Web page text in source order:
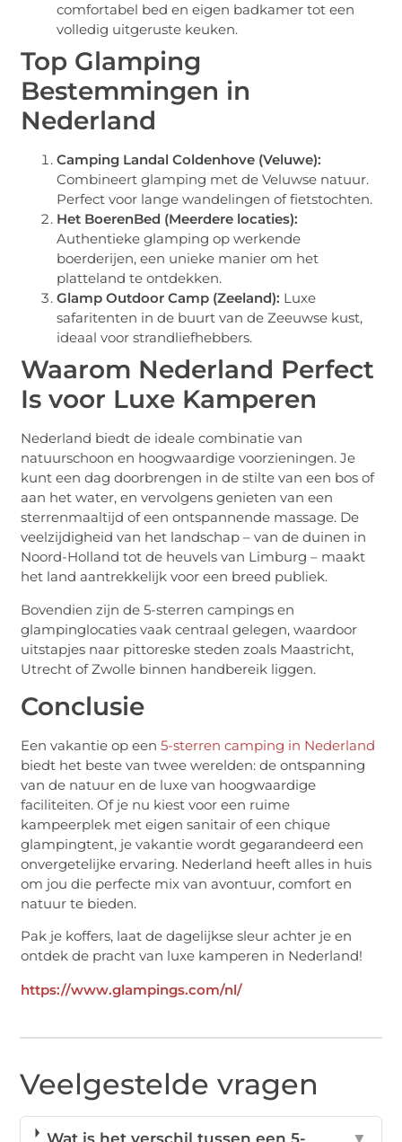
comfortabel bed en eigen badkamer tot een
volledig uitgeruste keuken.
Top Glamping
Bestemmingen in
Nederland
Camping Landal Coldenhove (Veluwe):
Combineert glamping met de Veluwse natuur.
Perfect voor lange wandelingen of fietstochten.
Het BoerenBed (Meerdere locaties):
Authentieke glamping op werkende
boerderijen, een unieke manier om het
platteland te ontdekken.
Glamp Outdoor Camp (Zeeland): Luxe
safaritenten in de buurt van de Zeeuwse kust,
ideaal voor strandliefhebbers.
Waarom Nederland Perfect
Is voor Luxe Kamperen
Nederland biedt de ideale combinatie van
natuurschoon en hoogwaardige voorzieningen. Je
kunt een dag doorbrengen in de stilte van een bos of
aan het water, en vervolgens genieten van een
sterrenmaaltijd of een ontspannende massage. De
veelzijdigheid van het landschap – van de duinen in
Noord-Holland tot de heuvels van Limburg – maakt
het land aantrekkelijk voor een breed publiek.
Bovendien zijn de 5-sterren campings en
glampinglocaties vaak centraal gelegen, waardoor
uitstapjes naar pittoreske steden zoals Maastricht,
Utrecht of Zwolle binnen handbereik liggen.
Conclusie
Een vakantie op een5-sterren camping in Nederland
biedt het beste van twee werelden: de ontspanning
van de natuur en de luxe van hoogwaardige
faciliteiten. Of je nu kiest voor een ruime
kampeerplek met eigen sanitair of een chique
glampingtent, je vakantie wordt gegarandeerd een
onvergetelijke ervaring. Nederland heeft alles in huis
om jou die perfecte mix van avontuur, comfort en
natuur te bieden.
Pak je koffers, laat de dagelijkse sleur achter je en
ontdek de pracht van luxe kamperen in Nederland!
https://www.glampings.com/nl/
Veelgestelde vragen